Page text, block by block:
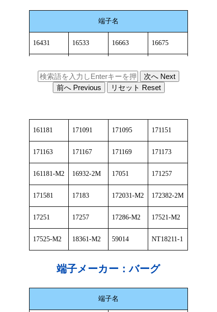
次へ Next
前へ Previous
リセット Reset
端子名
16431 16533 16663 16675
17871 17872 18064
161181 171091 171095 171151
171163 171167 171169 171173
161181-M2 16932-2M 17051 171257
171581 17183 172031-M2 172382-2M
17251 17257 17286-M2 17521-M2
17525-M2 18361-M2 59014 NT18211-1
端子メーカー：バーグ
端子名